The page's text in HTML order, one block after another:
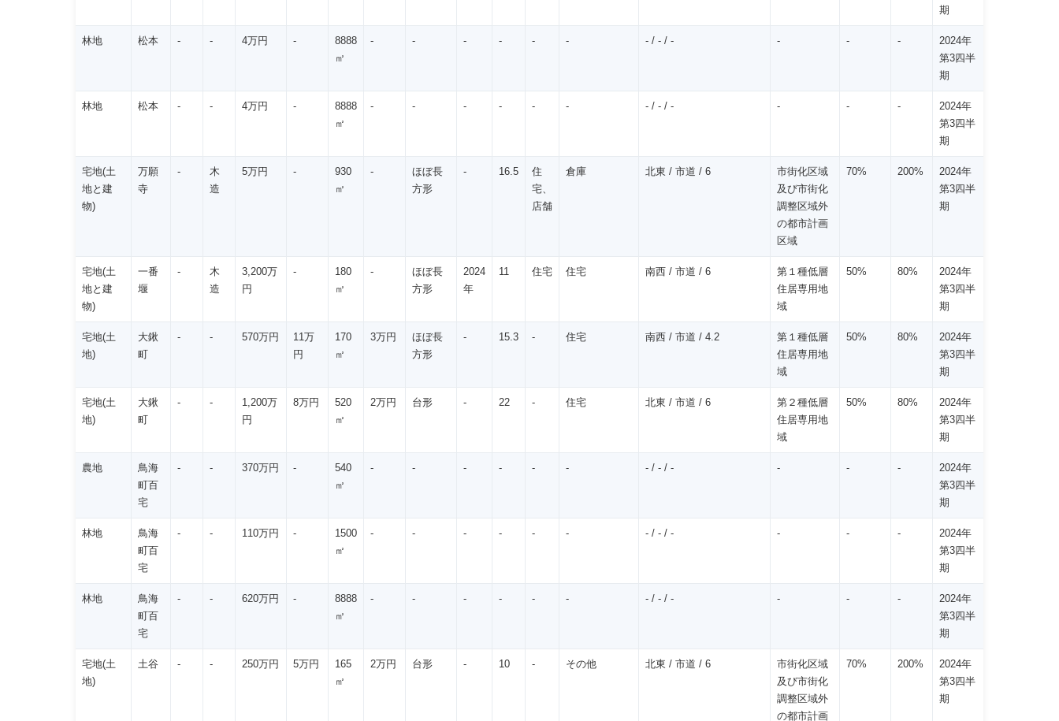
期
林地 松本 - - 4万円 -
8888
㎡
- - - - - - - / - / - - - -
2024年
第3四半
期
林地 松本 - - 4万円 -
8888
㎡
- - - - - - - / - / - - - -
2024年
第3四半
期
宅地(土
地と建
物)
万願
寺
-
木
造
5万円 -
930
㎡
-
ほぼ長
方形
- 16.5
住
宅、
店舗
倉庫 北東 / 市道 / 6
市街化区域
及び市街化
調整区域外
の都市計画
区域
70% 200%
2024年
第3四半
期
宅地(土
地と建
物)
一番
堰
-
木
造
3,200万
円
-
180
㎡
-
ほぼ長
方形
2024
年
11 住宅 住宅 南西 / 市道 / 6
第１種低層
住居専用地
域
50% 80%
2024年
第3四半
期
宅地(土
地)
大鍬
町
- - 570万円
11万
円
170
㎡
3万円
ほぼ長
方形
- 15.3 - 住宅 南西 / 市道 / 4.2
第１種低層
住居専用地
域
50% 80%
2024年
第3四半
期
宅地(土
地)
大鍬
町
- -
1,200万
円
8万円
520
㎡
2万円 台形 - 22 - 住宅 北東 / 市道 / 6
第２種低層
住居専用地
域
50% 80%
2024年
第3四半
期
農地
鳥海
町百
宅
- - 370万円 -
540
㎡
- - - - - - - / - / - - - -
2024年
第3四半
期
林地
鳥海
町百
宅
- - 110万円 -
1500
㎡
- - - - - - - / - / - - - -
2024年
第3四半
期
林地
鳥海
町百
宅
- - 620万円 -
8888
㎡
- - - - - - - / - / - - - -
2024年
第3四半
期
宅地(土
地)
土谷 - - 250万円 5万円
165
㎡
2万円 台形 - 10 - その他 北東 / 市道 / 6
市街化区域
及び市街化
調整区域外
の都市計画
70% 200%
2024年
第3四半
期